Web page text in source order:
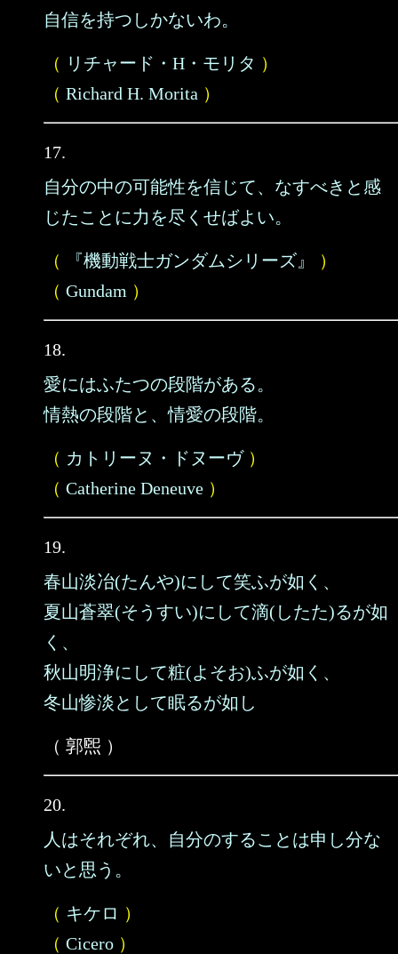
自信を持つしかないわ。
（ リチャード・H・モリタ ）
（ Richard H. Morita ）
17.
自分の中の可能性を信じて、なすべきと感
じたことに力を尽くせばよい。
（ 『機動戦士ガンダムシリーズ』
）
（ Gundam ）
18.
愛にはふたつの段階がある。
情熱の段階と、情愛の段階。
（ カトリーヌ・ドヌーヴ）
（ Catherine Deneuve ）
19.
春山淡冶(たんや)にして笑ふが如く、
夏山蒼翠(そうすい)にして滴(したた)るが如
く、
秋山明浄にして粧(よそお)ふが如く、
冬山惨淡として眠るが如し
（ 郭煕 ）
20.
人はそれぞれ、自分のすることは申し分な
いと思う。
（ キケロ ）
（ Cicero ）